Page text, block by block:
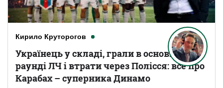
Кирило Круторогов
Українець у складі, грали в основному
раунді ЛЧ і втрати через Полісся: все про
Карабах – суперника Динамо